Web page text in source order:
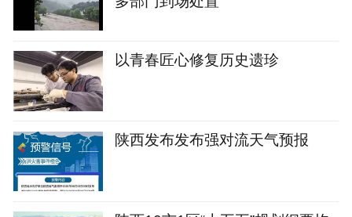
以青春匠心修复历史遗珍
陕西发布发布强对流天气预报